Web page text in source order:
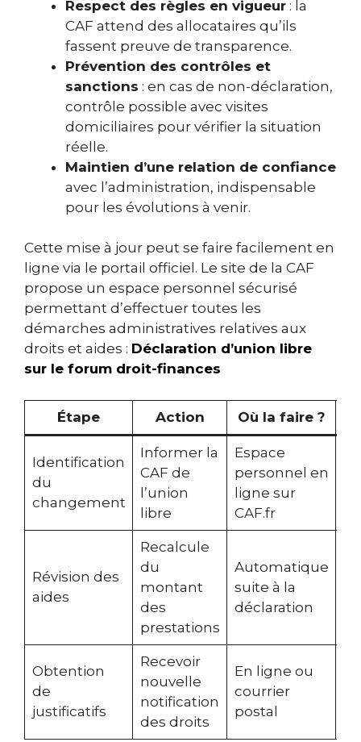
Respect des règles en vigueur : la
CAF attend des allocataires qu’ils
fassent preuve de transparence.
Prévention des contrôles et
sanctions : en cas de non-déclaration,
contrôle possible avec visites
domiciliaires pour vérifier la situation
réelle.
Maintien d’une relation de confiance
avec l’administration, indispensable
pour les évolutions à venir.
Cette mise à jour peut se faire facilement en
ligne via le portail officiel. Le site de la CAF
propose un espace personnel sécurisé
permettant d’effectuer toutes les
démarches administratives relatives aux
droits et aides : Déclaration d’union libre
sur le forum droit-finances
Étape Action Où la faire ?
Identification
du
changement
Informer la
CAF de
l’union
libre
Espace
personnel en
ligne sur
CAF.fr
Révision des
aides
Recalcule
du
montant
des
prestations
Automatique
suite à la
déclaration
Obtention
de
justificatifs
Recevoir
nouvelle
notification
des droits
En ligne ou
courrier
postal